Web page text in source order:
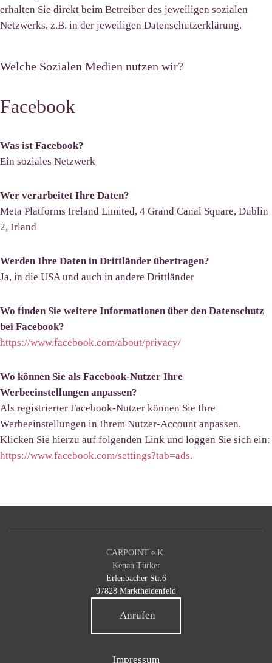
erhalten Sie direkt beim Betreiber des jeweiligen sozialen
Netzwerks, z.B. in der jeweiligen Datenschutzerklärung.
Welche Sozialen Medien nutzen wir?
Facebook
Was ist Facebook?
Ein soziales Netzwerk
Wer verarbeitet Ihre Daten?
Meta Platforms Ireland Limited, 4 Grand Canal Square, Dublin
2, Irland
Werden Ihre Daten in Drittländer übertragen?
Ja, in die USA und auch in andere Drittländer
Wo finden Sie weitere Informationen über den Datenschutz
bei Facebook?
https://www.facebook.com/about/privacy/
Wo können Sie als Facebook-Nutzer Ihre
Werbeeinstellungen anpassen?
Als registrierter Facebook-Nutzer können Sie Ihre
Werbeeinstellungen in Ihrem Nutzer-Account anpassen.
Klicken Sie hierzu auf folgenden Link und loggen Sie sich ein:
https://www.facebook.com/settings?tab=ads.
CARPOINT e.K.
Kenan Türker
Erlenbacher Str.6
97828 Marktheidenfeld
Anrufen
Impressum